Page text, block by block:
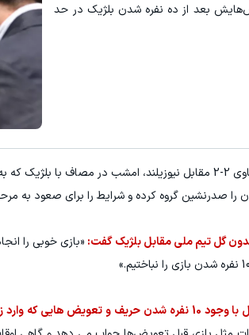
بعد از ده نفره شدن بلژیک در حد
را صدرنشین گروه کرده و شرایط را برای صعود به
گل تیم ملی مقابل بلژیک گفت: «بازی خوبی را
شدند، تاکید کرد: